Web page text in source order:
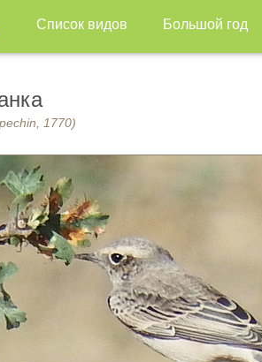
Список видов Большой год
1770)